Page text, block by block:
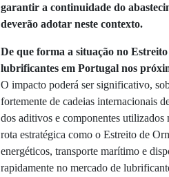
garantir a continuidade do
deverão adotar neste contexto.
De que forma a situação no
lubrificantes em Portugal nos
O impacto poderá ser significativo,
fortemente de cadeias internacionais
dos aditivos e componentes utilizados
rota estratégica como o Estreito de
energéticos, transporte marítimo e
rapidamente no mercado de